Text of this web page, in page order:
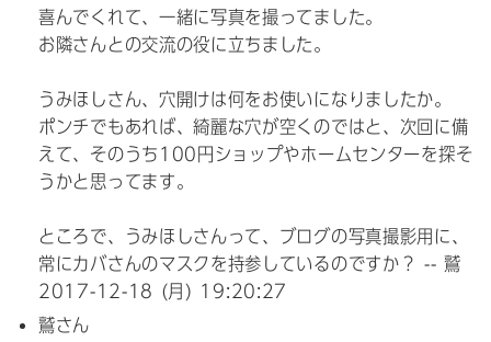
喜んでくれて、一緒に写真を撮ってました。
お隣さんとの交流の役に立ちました。
うみほしさん、穴開けは何をお使いになりましたか。
ポンチでもあれば、綺麗な穴が空くのではと、次回に備
えて、そのうち100円ショップやホームセンターを探そ
うかと思ってます。
ところで、うみほしさんって、ブログの写真撮影用に、
常にカバさんのマスクを持参しているのですか？ -- 鷲
2017-12-18 (月) 19:20:27
鷲さん